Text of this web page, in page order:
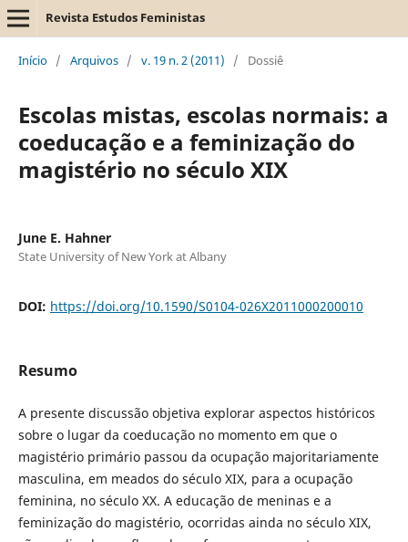
Revista Estudos Feministas
Início / Arquivos / v. 19 n. 2 (2011) / Dossiê
Escolas mistas, escolas normais: a
coeducação e a feminização do
magistério no século XIX
June E. Hahner
State University of New York at Albany
DOI: https://doi.org/10.1590/S0104-026X2011000200010
Resumo
A presente discussão objetiva explorar aspectos históricos
sobre o lugar da coeducação no momento em que o
magistério primário passou da ocupação majoritariamente
masculina, em meados do século XIX, para a ocupação
feminina, no século XX. A educação de meninas e a
feminização do magistério, ocorridas ainda no século XIX,